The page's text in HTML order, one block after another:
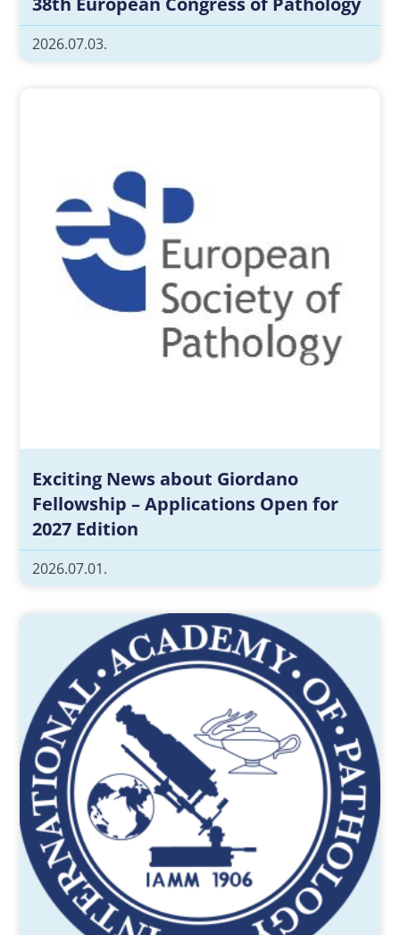
2026.07.03.
Exciting News about Giordano
Fellowship – Applications Open for
2027 Edition
2026.07.01.